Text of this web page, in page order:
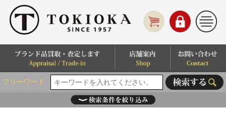
フリーワード